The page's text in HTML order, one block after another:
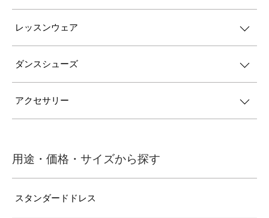
レッスンウェア
ダンスシューズ
アクセサリー
用途・価格・サイズから探す
スタンダードドレス